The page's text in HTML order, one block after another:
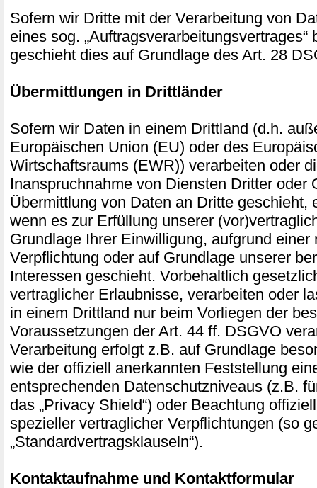
Sofern wir Dritte mit der Verarbeitung von
eines sog. „Auftragsverarbeitungsvertrages“
geschieht dies auf Grundlage des Art. 28
Übermittlungen in Drittländer
Sofern wir Daten in einem Drittland (d.h.
Europäischen Union (EU) oder des
Wirtschaftsraums (EWR)) verarbeiten oder
Inanspruchnahme von Diensten Dritter oder
Übermittlung von Daten an Dritte geschieht,
wenn es zur Erfüllung unserer
Grundlage Ihrer Einwilligung, aufgrund einer
Verpflichtung oder auf Grundlage unserer
Interessen geschieht. Vorbehaltlich
vertraglicher Erlaubnisse, verarbeiten oder
in einem Drittland nur beim Vorliegen der
Voraussetzungen der Art. 44 ff. DSGVO
Verarbeitung erfolgt z.B. auf Grundlage
wie der offiziell anerkannten Feststellung
entsprechenden Datenschutzniveaus (z.B.
das „Privacy Shield“) oder Beachtung
spezieller vertraglicher Verpflichtungen (so
„Standardvertragsklauseln“).
Kontaktaufnahme und Kontaktformular